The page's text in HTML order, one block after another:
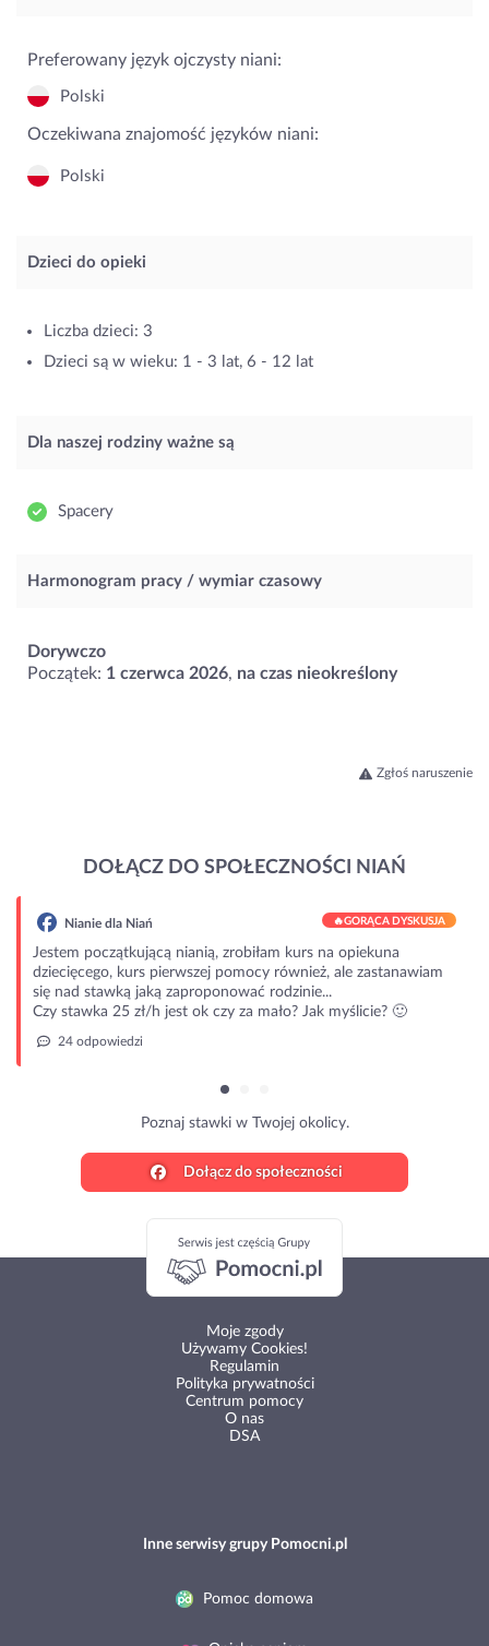
Preferowany język ojczysty niani:
Polski
Oczekiwana znajomość języków niani:
Polski
Dzieci do opieki
Liczba dzieci: 3
Dzieci są w wieku: 1 - 3 lat, 6 - 12 lat
Dla naszej rodziny ważne są
Spacery
Harmonogram pracy / wymiar czasowy
Dorywczo
Początek: 1 czerwca 2026, na czas nieokreślony
Zgłoś naruszenie
DOŁĄCZ DO SPOŁECZNOŚCI NIAŃ
Nianie dla Niań 🔥GORĄCA DYSKUSJA
Jestem początkującą nianią, zrobiłam kurs na opiekuna
dziecięcego, kurs pierwszej pomocy również, ale zastanawiam
się nad stawką jaką zaproponować rodzinie...
Czy stawka 25 zł/h jest ok czy za mało? Jak myślicie? 🙂
24 odpowiedzi
Poznaj stawki w Twojej okolicy.
Dołącz do społeczności
Moje zgody
Używamy Cookies!
Regulamin
Polityka prywatności
Centrum pomocy
O nas
DSA
Inne serwisy grupy Pomocni.pl
Pomoc domowa